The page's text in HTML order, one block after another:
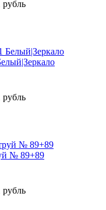
рубль
рубль
№ 89+89
рубль